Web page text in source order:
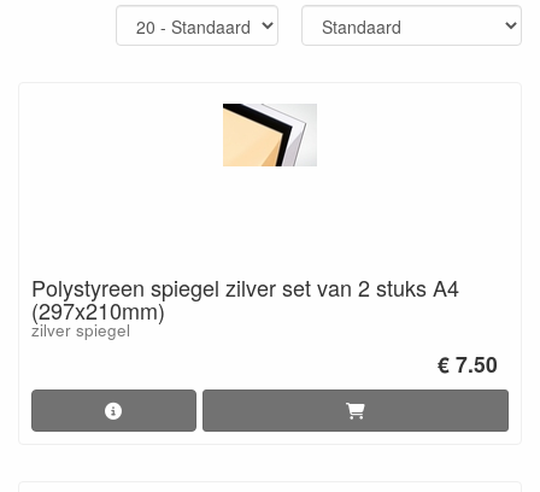
Polystyreen spiegel zilver set van 2 stuks A4
(297x210mm)
zilver spiegel
€ 7.50